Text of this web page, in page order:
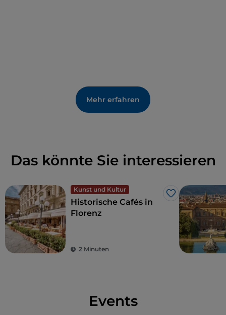
Mehr erfahren
Das könnte Sie interessieren
Kunst und Kultur
Like
Historische Cafés in
Florenz
2 Minuten
Events